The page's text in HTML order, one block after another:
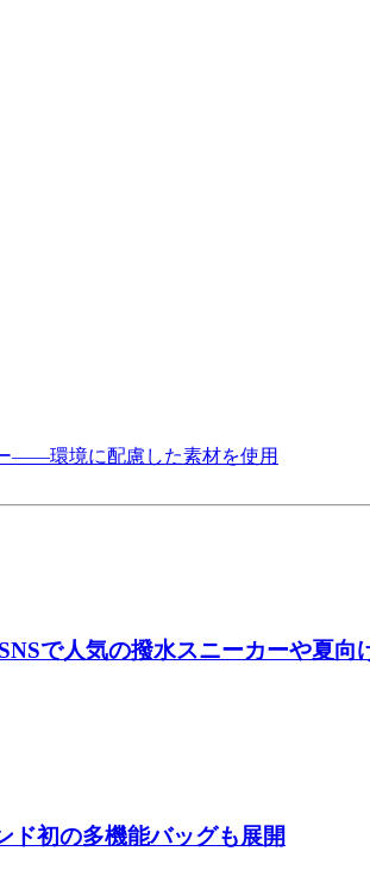
――環境に配慮した素材を使用
で人気の撥水スニーカーや夏向
初の多機能バッグも展開